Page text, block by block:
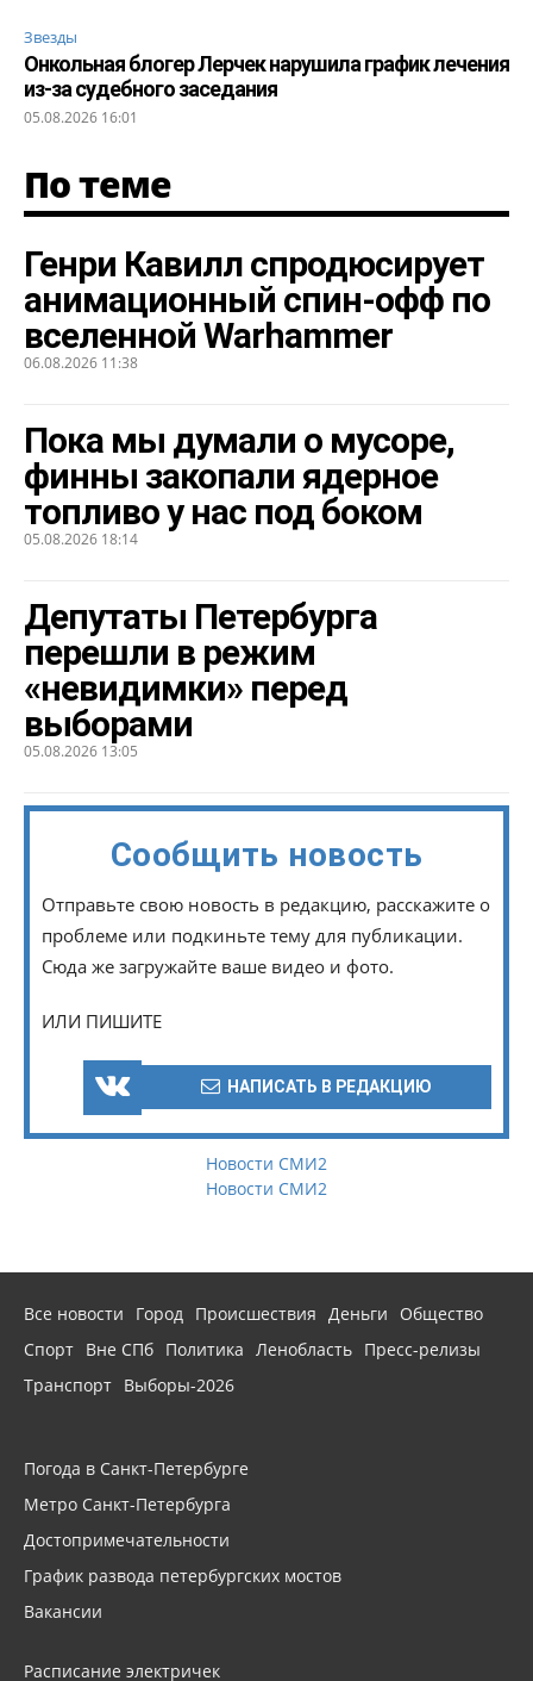
Звезды
Онкольная блогер Лерчек нарушила график лечения
из-за судебного заседания
05.08.2026 16:01
По теме
Генри Кавилл спродюсирует
анимационный спин-офф по
вселенной Warhammer
06.08.2026 11:38
Пока мы думали о мусоре,
финны закопали ядерное
топливо у нас под боком
05.08.2026 18:14
Депутаты Петербурга
перешли в режим
«невидимки» перед
выборами
05.08.2026 13:05
Сообщить новость
Отправьте свою новость в редакцию, расскажите о
проблеме или подкиньте тему для публикации.
Сюда же загружайте ваше видео и фото.
ИЛИ ПИШИТЕ
НАПИСАТЬ В РЕДАКЦИЮ
Новости СМИ2
Новости СМИ2
Все новости Город Происшествия Деньги
Общество
Спорт Вне СПб Политика Ленобласть Пресс-релизы
Транспорт Выборы-2026
Погода в Санкт-Петербурге
Метро Санкт-Петербурга
Достопримечательности
График развода петербургских мостов
Вакансии
Расписание электричек